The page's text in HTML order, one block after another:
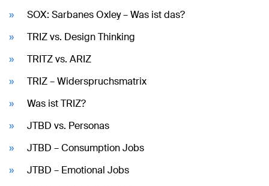
SOX: Sarbanes Oxley – Was ist das?
TRIZ vs. Design Thinking
TRITZ vs. ARIZ
TRIZ – Widerspruchsmatrix
Was ist TRIZ?
JTBD vs. Personas
JTBD – Consumption Jobs
JTBD – Emotional Jobs